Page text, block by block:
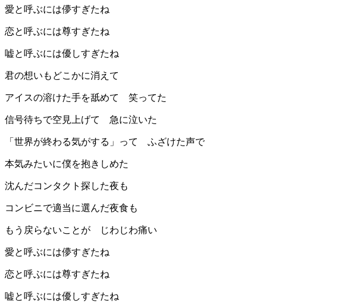
愛と呼ぶには儚すぎたね
恋と呼ぶには尊すぎたね
嘘と呼ぶには優しすぎたね
君の想いもどこかに消えて
アイスの溶けた手を舐めて 笑ってた
信号待ちで空見上げて 急に泣いた
「世界が終わる気がする」って ふざけた声で
本気みたいに僕を抱きしめた
沈んだコンタクト探した夜も
コンビニで適当に選んだ夜食も
もう戻らないことが じわじわ痛い
愛と呼ぶには儚すぎたね
恋と呼ぶには尊すぎたね
嘘と呼ぶには優しすぎたね